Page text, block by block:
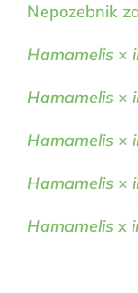
Nepozebnik
Hamamelis ×
Hamamelis ×
Hamamelis ×
Hamamelis ×
Hamamelis x